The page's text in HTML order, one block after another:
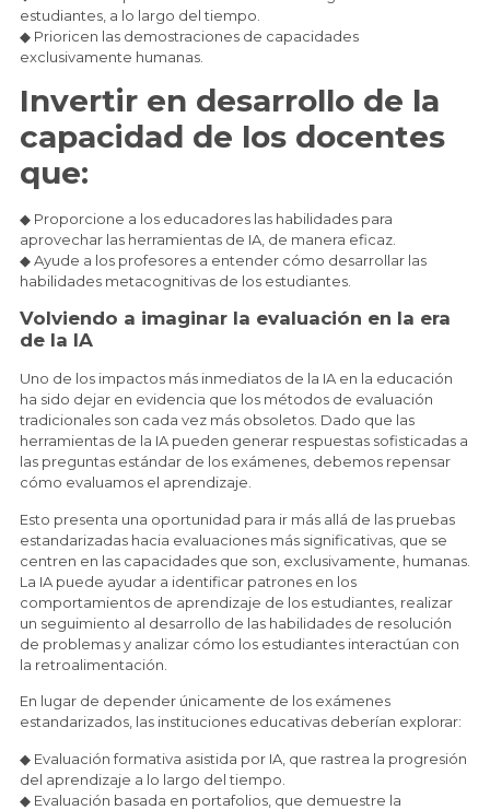
estudiantes, a lo largo del tiempo.
◆ Prioricen las demostraciones de capacidades
exclusivamente humanas.
Invertir en desarrollo de la
capacidad de los docentes
que:
◆ Proporcione a los educadores las habilidades para
aprovechar las herramientas de IA, de manera eficaz.
◆ Ayude a los profesores a entender cómo desarrollar las
habilidades metacognitivas de los estudiantes.
Volviendo a imaginar la evaluación en la era
de la IA
Uno de los impactos más inmediatos de la IA en la educación
ha sido dejar en evidencia que los métodos de evaluación
tradicionales son cada vez más obsoletos. Dado que las
herramientas de la IA pueden generar respuestas sofisticadas a
las preguntas estándar de los exámenes, debemos repensar
cómo evaluamos el aprendizaje.
Esto presenta una oportunidad para ir más allá de las pruebas
estandarizadas hacia evaluaciones más significativas, que se
centren en las capacidades que son, exclusivamente, humanas.
La IA puede ayudar a identificar patrones en los
comportamientos de aprendizaje de los estudiantes, realizar
un seguimiento al desarrollo de las habilidades de resolución
de problemas y analizar cómo los estudiantes interactúan con
la retroalimentación.
En lugar de depender únicamente de los exámenes
estandarizados, las instituciones educativas deberían explorar:
◆ Evaluación formativa asistida por IA, que rastrea la progresión
del aprendizaje a lo largo del tiempo.
◆ Evaluación basada en portafolios, que demuestre la